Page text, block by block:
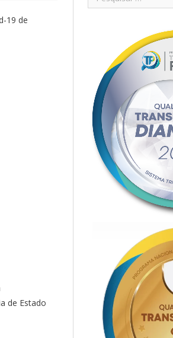
19 de
de Estado